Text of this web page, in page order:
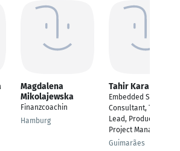
Magdalena
Mikolajewska
Finanzcoachin
Hamburg
Tahir Kara
Embedded Systems
Consultant, Technical
Lead, Product Owner,
Project Manager
Guimarães